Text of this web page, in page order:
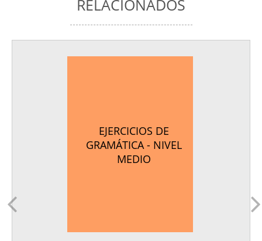
RELACIONADOS
EJERCICIOS DE
GRAMÁTICA - NIVEL
MEDIO